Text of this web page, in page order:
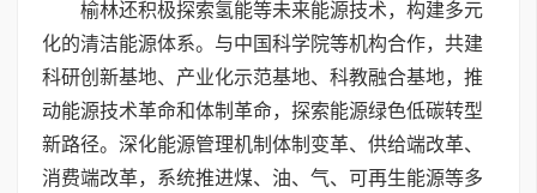
榆林还积极探索氢能等未来能源技术，构建多元
化的清洁能源体系。与中国科学院等机构合作，共建
科研创新基地、产业化示范基地、科教融合基地，推
动能源技术革命和体制革命，探索能源绿色低碳转型
新路径。深化能源管理机制体制变革、供给端改革、
消费端改革，系统推进煤、油、气、可再生能源等多